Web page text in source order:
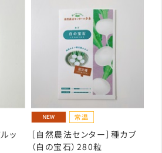
ッ
［自然農法センター］種カブ
（白の宝石）280粒